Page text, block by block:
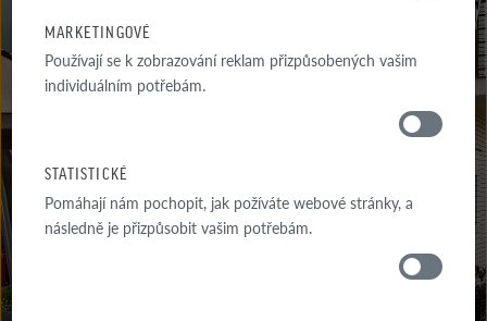
RADY
FASÁDA
MARKETINGOVÉ
Používají se k zobrazování reklam přizpůsobených vašim
individuálním potřebám.
STATISTICKÉ
Pomáhají nám pochopit, jak požíváte webové stránky, a
následně je přizpůsobit vašim potřebám.